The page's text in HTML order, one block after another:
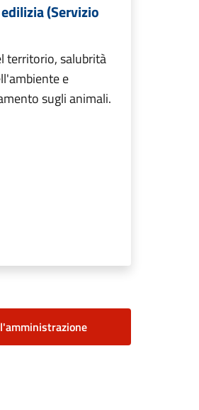
(Servizio
territorio, salubrità
e
sugli animali.